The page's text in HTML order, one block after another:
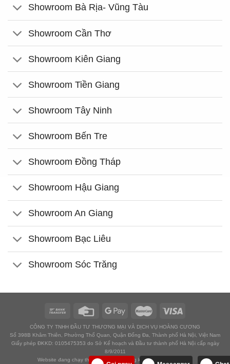
Showroom Bà Rịa- Vũng Tàu
Showroom Cần Thơ
Showroom Kiên Giang
Showroom Tiền Giang
Showroom Tây Ninh
Showroom Bến Tre
Showroom Đồng Tháp
Showroom Hậu Giang
Showroom An Giang
Showroom Bạc Liêu
Showroom Sóc Trăng
CÔNG TY TNHH ĐẦU TƯ THƯƠNG MẠI VÀ DỊCH VỤ HOÀNG CƯƠNG
Số 398B Khâm Thiên, Phường Thổ Quan, Quận Đống Đa, Thành phố Hà Nội, Việt Nam
Giấy phép ĐKKD: 0105475353 do Sở Kế hoạch và Đầu tư thành phố Hà Nội cấp ngày
8/9/2011
Website đang chạy thử nghiệm chờ đăng ký với Bộ công thương